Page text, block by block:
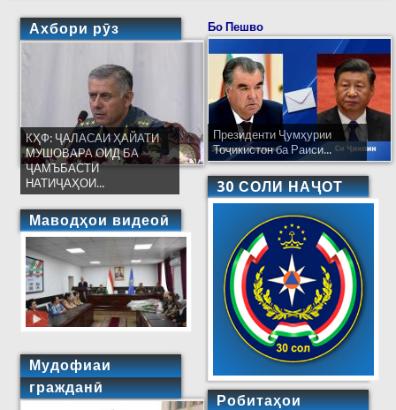
Ахбори рӯз
КҲФ: ҶАЛАСАИ ҲАЙАТИ
МУШОВАРА ОИД БА
ҶАМЪБАСТИ
НАТИҶАҲОИ...
Маводҳои видеоӣ
Мудофиаи
гражданӣ
Бо Пешво
Президенти Ҷумҳурии
Тоҷикистон ба Раиси...
30 СОЛИ НАҶОТ
Робитаҳои